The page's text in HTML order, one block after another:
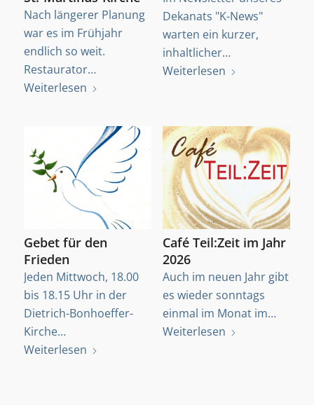
Nach längerer Planung
war es im Frühjahr
endlich so weit.
Restaurator…
Weiterlesen
Dekanats "K-News"
warten ein kurzer,
inhaltlicher…
Weiterlesen
Gebet für den
Frieden
Jeden Mittwoch, 18.00
bis 18.15 Uhr in der
Dietrich-Bonhoeffer-
Kirche…
Weiterlesen
Café Teil:Zeit im Jahr
2026
Auch im neuen Jahr gibt
es wieder sonntags
einmal im Monat im…
Weiterlesen